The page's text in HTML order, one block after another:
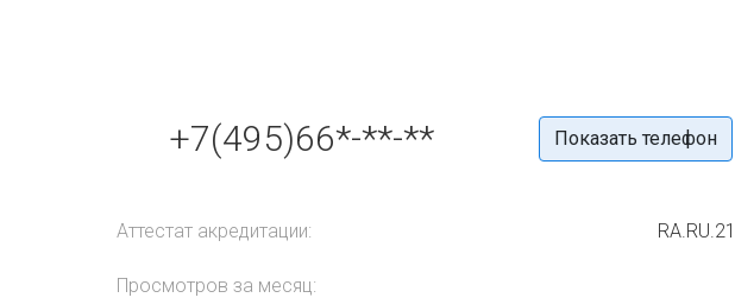
+7(495)66*-**-** Показать телефон
Аттестат акредитации:
Просмотров за месяц: